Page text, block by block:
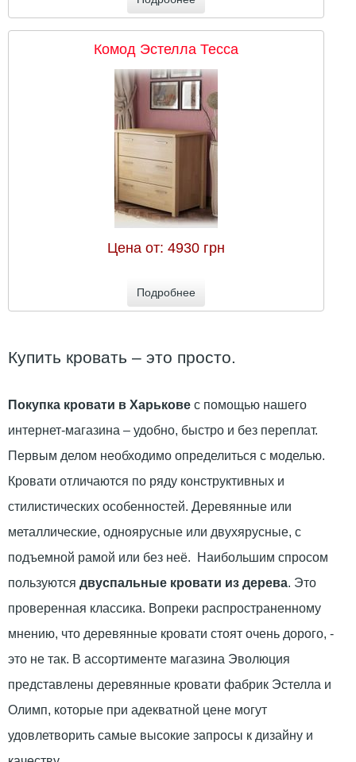
Комод Эстелла Тесса
Цена от:4930 грн
Подробнее
Купить кровать – это просто.
Покупка кровати в Харькове с помощью нашего
интернет-магазина – удобно, быстро и без переплат.
Первым делом необходимо определиться с моделью.
Кровати отличаются по ряду конструктивных и
стилистических особенностей. Деревянные или
металлические, одноярусные или двухярусные, с
подъемной рамой или без неё. Наибольшим спросом
пользуются двуспальные кровати из дерева. Это
проверенная классика. Вопреки распространенному
мнению, что деревянные кровати стоят очень дорого, -
это не так. В ассортименте магазина Эволюция
представлены деревянные кровати фабрик Эстелла и
Олимп, которые при адекватной цене могут
удовлетворить самые высокие запросы к дизайну и